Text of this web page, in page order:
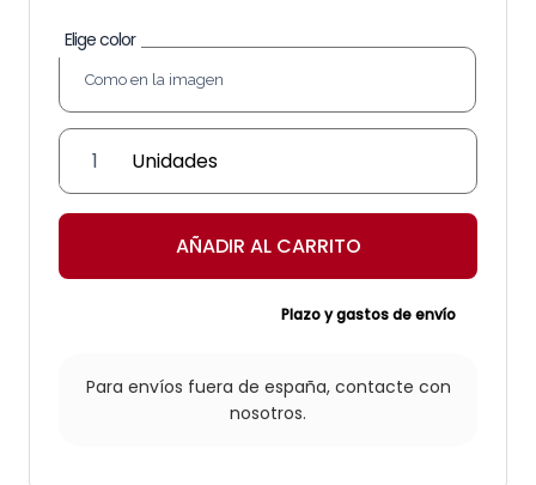
Elige color
Farol
de
latón
nº2
AÑADIR AL CARRITO
Plazo y gastos de envío
Para envíos fuera de españa, contacte con
nosotros.